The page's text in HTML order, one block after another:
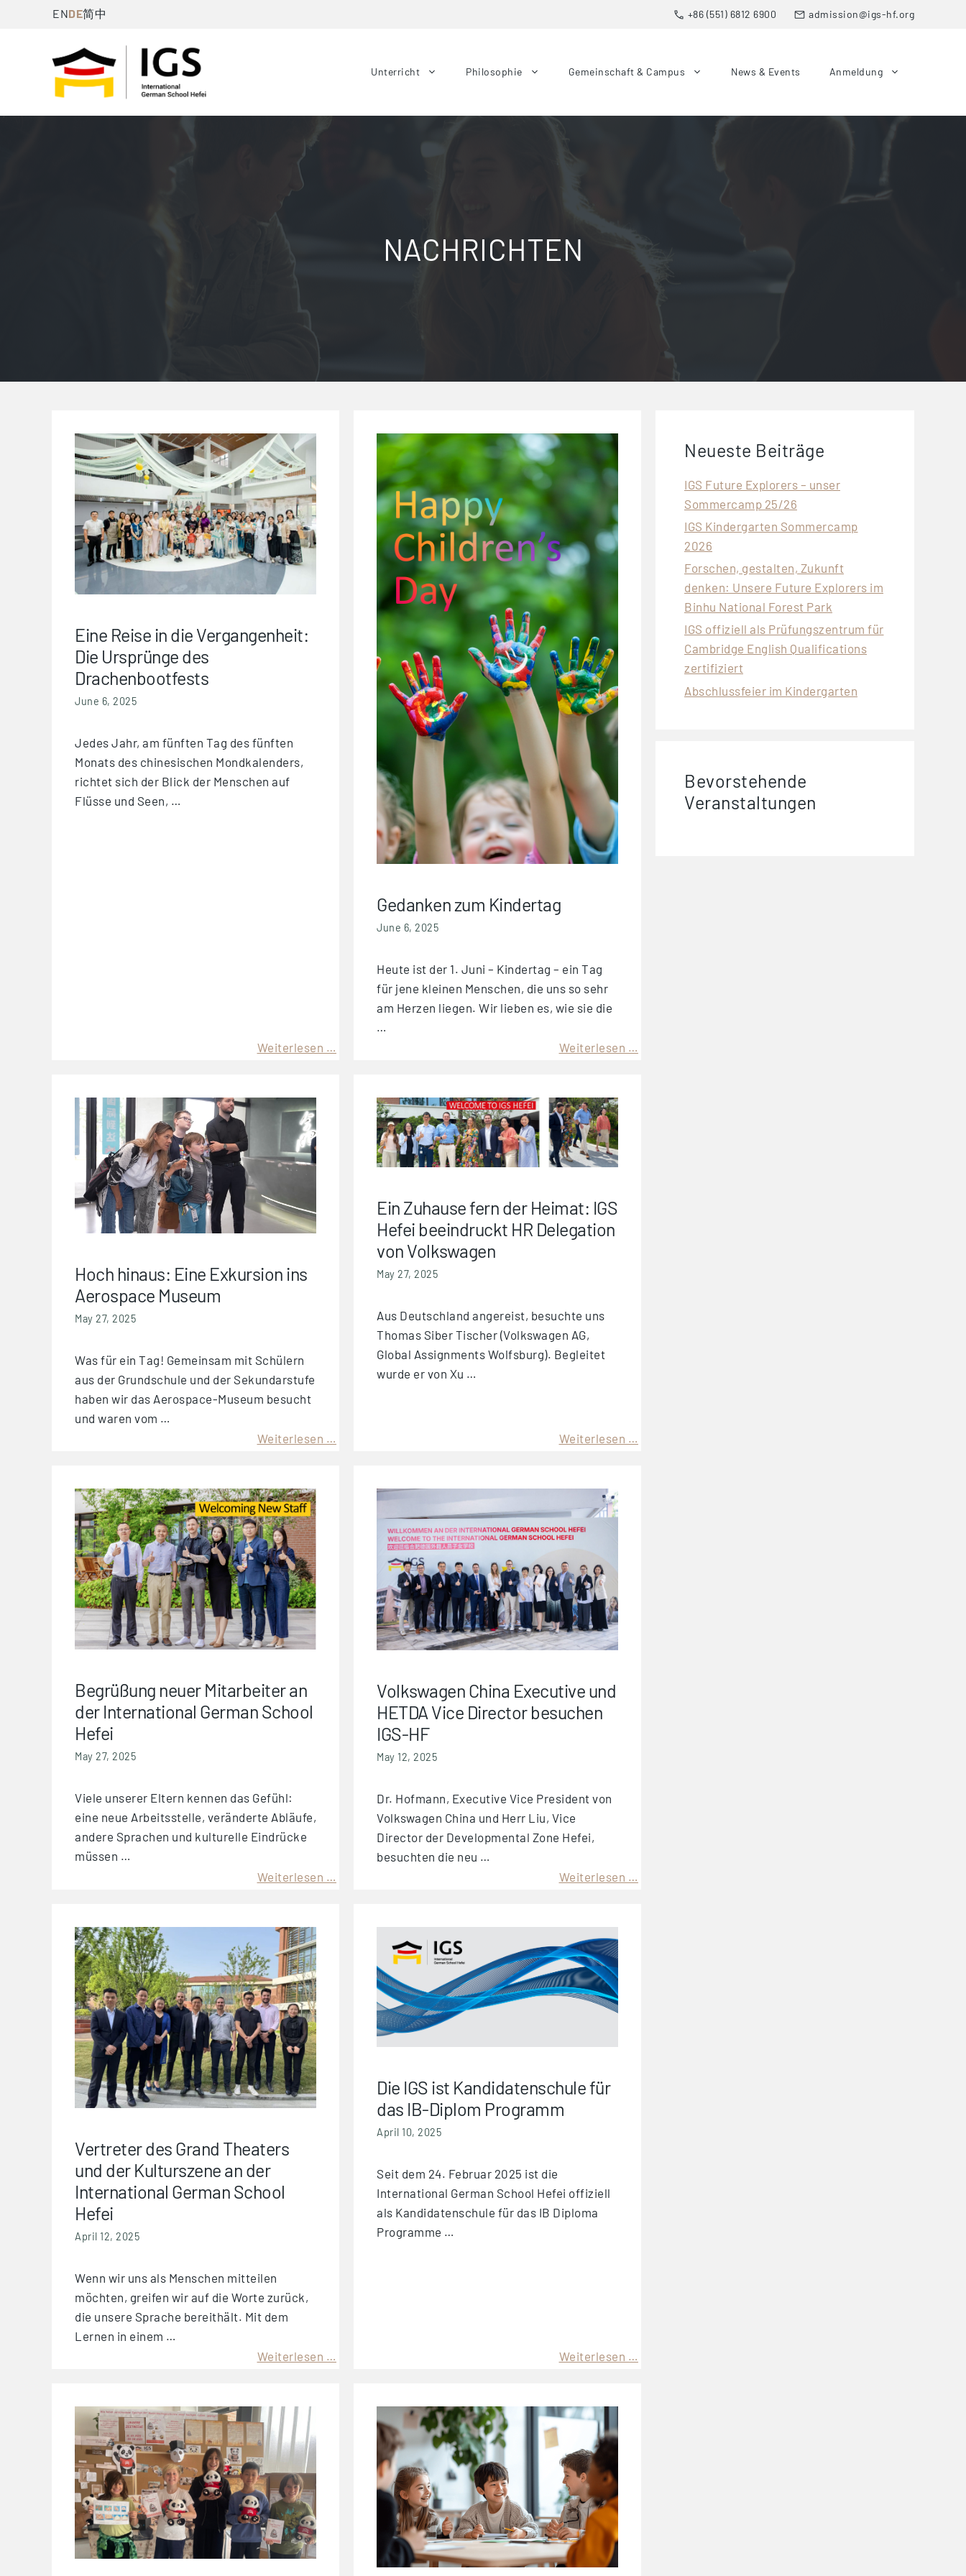
ENDE简中 +86 (551) 6812 6900 admission@igs-hf.org
Unterricht Philosophie Gemeinschaft & Campus News & Events Anmeldung
NACHRICHTEN
Eine Reise in die Vergangenheit:
Die Ursprünge des
Drachenbootfests
June 6, 2025
Jedes Jahr, am fünften Tag des fünften
Monats des chinesischen Mondkalenders,
richtet sich der Blick der Menschen auf
Flüsse und Seen, …
Weiterlesen …
Gedanken zum Kindertag
June 6, 2025
Heute ist der 1. Juni – Kindertag – ein Tag
für jene kleinen Menschen, die uns so sehr
am Herzen liegen. Wir lieben es, wie sie die
…
Weiterlesen …
Hoch hinaus: Eine Exkursion ins
Aerospace Museum
May 27, 2025
Was für ein Tag! Gemeinsam mit Schülern
aus der Grundschule und der Sekundarstufe
haben wir das Aerospace-Museum besucht
und waren vom …
Weiterlesen …
Ein Zuhause fern der Heimat: IGS
Hefei beeindruckt HR Delegation
von Volkswagen
May 27, 2025
Aus Deutschland angereist, besuchte uns
Thomas Siber Tischer (Volkswagen AG,
Global Assignments Wolfsburg). Begleitet
wurde er von Xu …
Weiterlesen …
Begrüßung neuer Mitarbeiter an
der International German School
Hefei
May 27, 2025
Viele unserer Eltern kennen das Gefühl:
eine neue Arbeitsstelle, veränderte Abläufe,
andere Sprachen und kulturelle Eindrücke
müssen …
Weiterlesen …
Volkswagen China Executive und
HETDA Vice Director besuchen
IGS-HF
May 12, 2025
Dr. Hofmann, Executive Vice President von
Volkswagen China und Herr Liu, Vice
Director der Developmental Zone Hefei,
besuchten die neu …
Weiterlesen …
Vertreter des Grand Theaters
und der Kulturszene an der
International German School
Hefei
April 12, 2025
Wenn wir uns als Menschen mitteilen
möchten, greifen wir auf die Worte zurück,
die unsere Sprache bereithält. Mit dem
Lernen in einem …
Weiterlesen …
Die IGS ist Kandidatenschule für
das IB-Diplom Programm
April 10, 2025
Seit dem 24. Februar 2025 ist die
International German School Hefei offiziell
als Kandidatenschule für das IB Diploma
Programme …
Weiterlesen …
Neueste Beiträge
IGS Future Explorers – unser
Sommercamp 25/26
IGS Kindergarten Sommercamp
2026
Forschen, gestalten, Zukunft
denken: Unsere Future Explorers im
Binhu National Forest Park
IGS offiziell als Prüfungszentrum für
Cambridge English Qualifications
zertifiziert
Abschlussfeier im Kindergarten
Bevorstehende
Veranstaltungen